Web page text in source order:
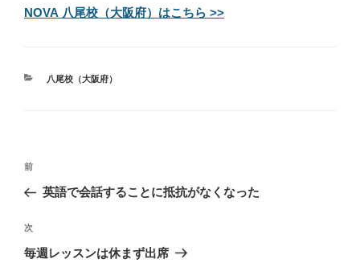
NOVA 八尾校（大阪府）はこちら >>
カ
八尾校（大阪府）
投
ナ
ビ
ゲ
過
去
投
稿
前
英語で会話することに抵抗がなくなった
次
の
次
毎週レッスンは休まず出席